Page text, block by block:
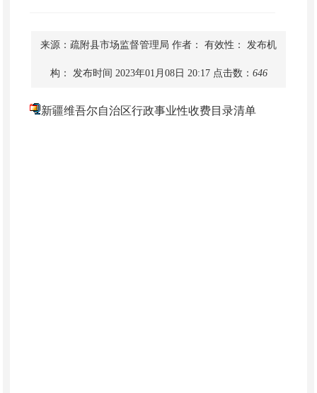
来源：疏附县市场监督管理局 作者： 有效性： 发布机
构： 发布时间 2023年01月08日 20:17 点击数： 646
新疆维吾尔自治区行政事业性收费目录清单